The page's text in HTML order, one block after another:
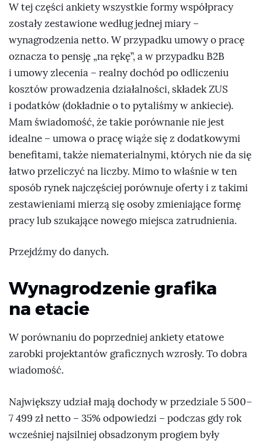
W tej części ankiety wszystkie formy współpracy
zostały zestawione według jednej miary –
wynagrodzenia netto. W przypadku umowy o pracę
oznacza to pensję „na rękę”, a w przypadku B2B
i umowy zlecenia – realny dochód po odliczeniu
kosztów prowadzenia działalności, składek ZUS
i podatków (dokładnie o to pytaliśmy w ankiecie).
Mam świadomość, że takie porównanie nie jest
idealne – umowa o pracę wiąże się z dodatkowymi
benefitami, także niematerialnymi, których nie da się
łatwo przeliczyć na liczby. Mimo to właśnie w ten
sposób rynek najczęściej porównuje oferty i z takimi
zestawieniami mierzą się osoby zmieniające formę
pracy lub szukające nowego miejsca zatrudnienia.
Przejdźmy do danych.
Wynagrodzenie grafika
na etacie
W porównaniu do poprzedniej ankiety etatowe
zarobki projektantów graficznych wzrosły. To dobra
wiadomość.
Największy udział mają dochody w przedziale 5 500–
7 499 zł netto – 35% odpowiedzi – podczas gdy rok
wcześniej najsilniej obsadzonym progiem były